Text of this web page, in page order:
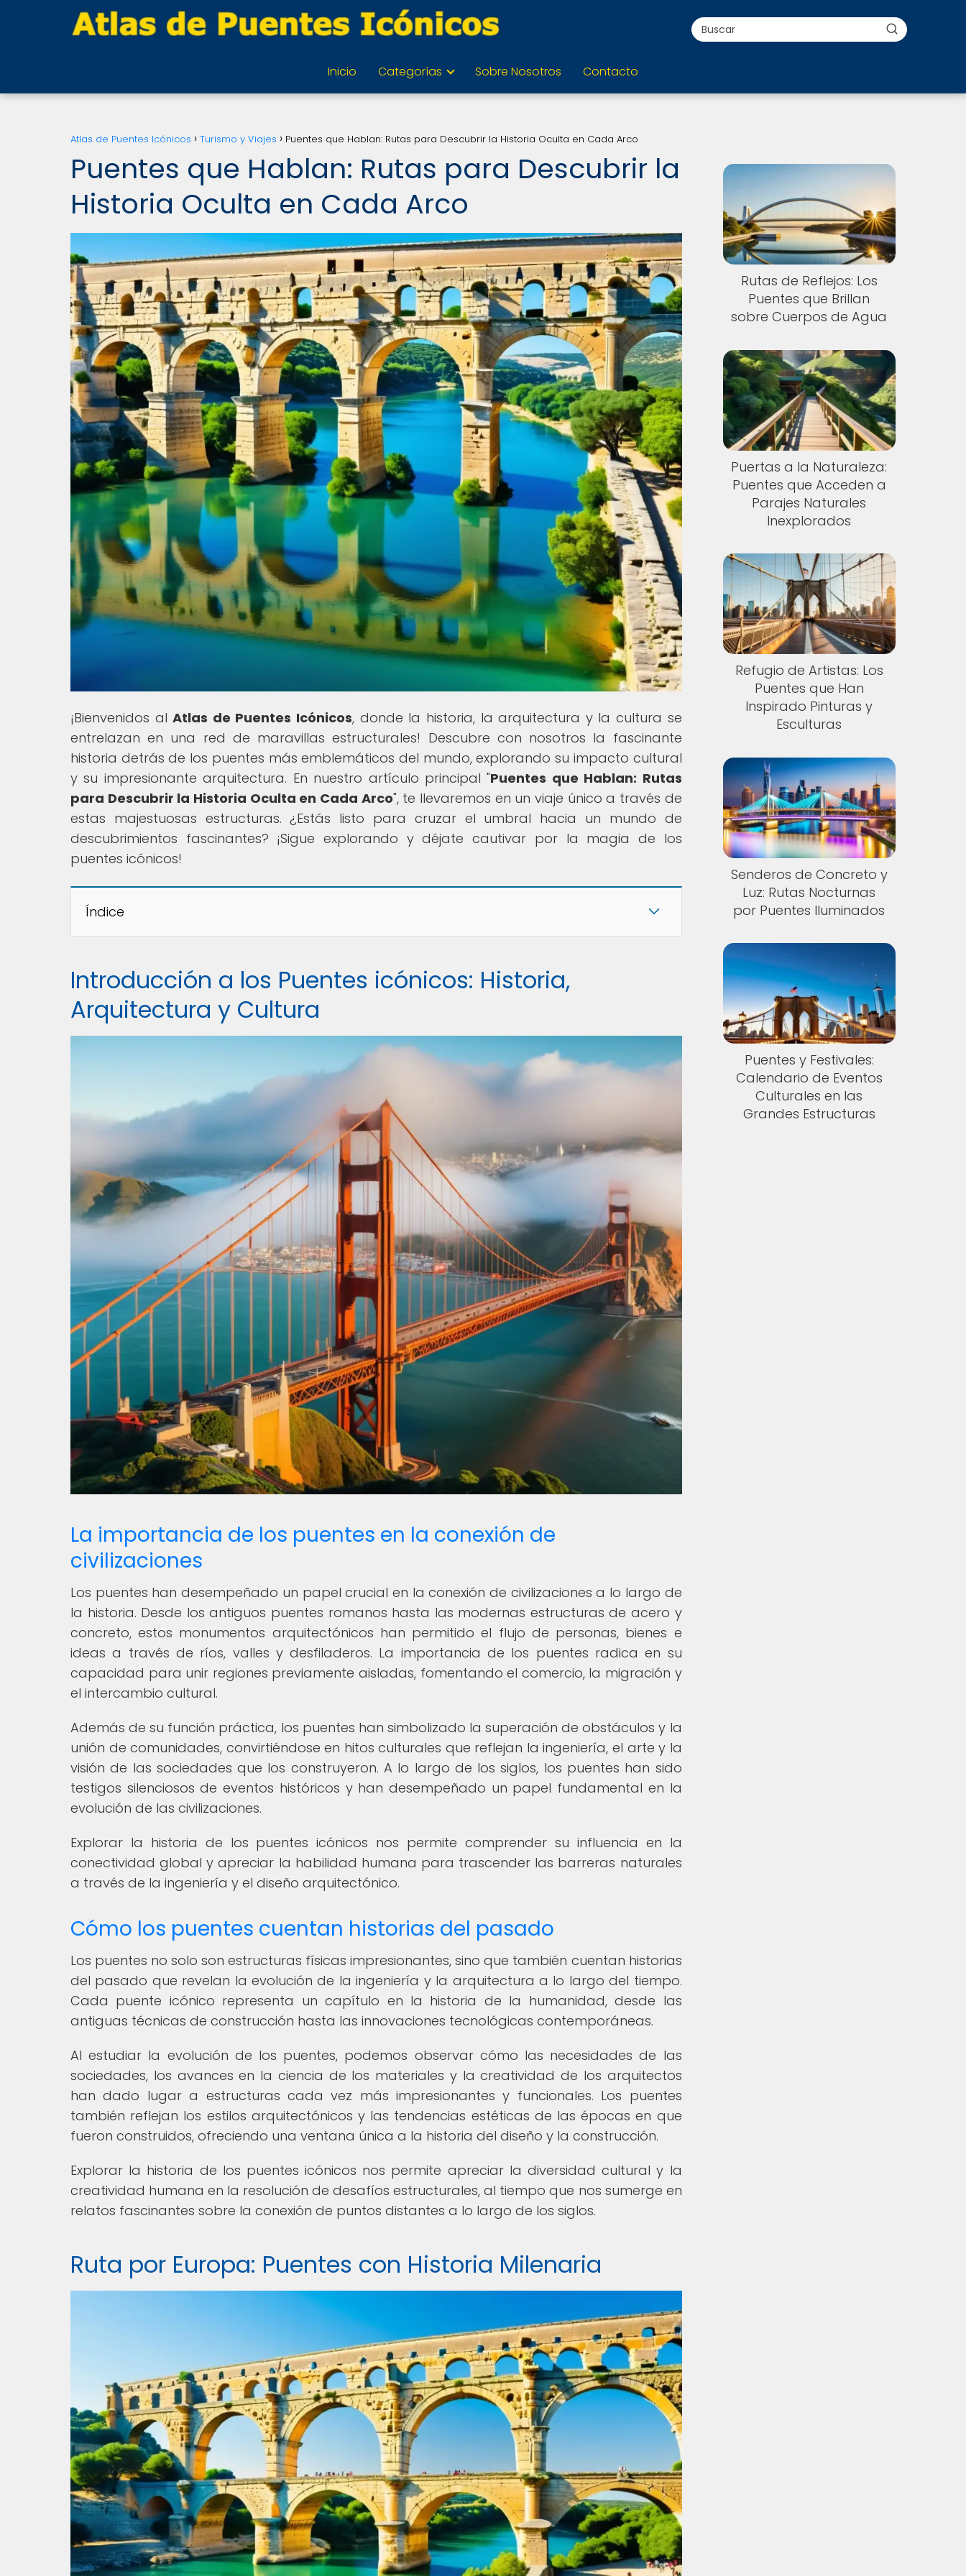
Inicio Categorías Sobre Nosotros Contacto
Atlas de Puentes Icónicos Turismo y Viajes Puentes que Hablan: Rutas para Descubrir la Historia Oculta en Cada Arco
Puentes que Hablan: Rutas para Descubrir la
Historia Oculta en Cada Arco
¡Bienvenidos alAtlas de Puentes Icónicos, donde la historia, la arquitectura y la cultura se
entrelazan en una red de maravillas estructurales! Descubre con nosotros la fascinante
historia detrás de los puentes más emblemáticos del mundo, explorando su impacto cultural
y su impresionante arquitectura. En nuestro artículo principal "Puentes que Hablan: Rutas
para Descubrir la Historia Oculta en Cada Arco", te llevaremos en un viaje único a través de
estas majestuosas estructuras. ¿Estás listo para cruzar el umbral hacia un mundo de
descubrimientos fascinantes? ¡Sigue explorando y déjate cautivar por la magia de los
puentes icónicos!
Índice
Introducción a los Puentes icónicos: Historia,
Arquitectura y Cultura
La importancia de los puentes en la conexión de
civilizaciones
Los puentes han desempeñado un papel crucial en la conexión de civilizaciones a lo largo de
la historia. Desde los antiguos puentes romanos hasta las modernas estructuras de acero y
concreto, estos monumentos arquitectónicos han permitido el flujo de personas, bienes e
ideas a través de ríos, valles y desfiladeros. La importancia de los puentes radica en su
capacidad para unir regiones previamente aisladas, fomentando el comercio, la migración y
el intercambio cultural.
Además de su función práctica, los puentes han simbolizado la superación de obstáculos y la
unión de comunidades, convirtiéndose en hitos culturales que reflejan la ingeniería, el arte y la
visión de las sociedades que los construyeron. A lo largo de los siglos, los puentes han sido
testigos silenciosos de eventos históricos y han desempeñado un papel fundamental en la
evolución de las civilizaciones.
Explorar la historia de los puentes icónicos nos permite comprender su influencia en la
conectividad global y apreciar la habilidad humana para trascender las barreras naturales
a través de la ingeniería y el diseño arquitectónico.
Cómo los puentes cuentan historias del pasado
Los puentes no solo son estructuras físicas impresionantes, sino que también cuentan historias
del pasado que revelan la evolución de la ingeniería y la arquitectura a lo largo del tiempo.
Cada puente icónico representa un capítulo en la historia de la humanidad, desde las
antiguas técnicas de construcción hasta las innovaciones tecnológicas contemporáneas.
Al estudiar la evolución de los puentes, podemos observar cómo las necesidades de las
sociedades, los avances en la ciencia de los materiales y la creatividad de los arquitectos
han dado lugar a estructuras cada vez más impresionantes y funcionales. Los puentes
también reflejan los estilos arquitectónicos y las tendencias estéticas de las épocas en que
fueron construidos, ofreciendo una ventana única a la historia del diseño y la construcción.
Explorar la historia de los puentes icónicos nos permite apreciar la diversidad cultural y la
creatividad humana en la resolución de desafíos estructurales, al tiempo que nos sumerge en
relatos fascinantes sobre la conexión de puntos distantes a lo largo de los siglos.
Ruta por Europa: Puentes con Historia Milenaria
Rutas de Reflejos: Los
Puentes que Brillan
sobre Cuerpos de Agua
Puertas a la Naturaleza:
Puentes que Acceden a
Parajes Naturales
Inexplorados
Refugio de Artistas: Los
Puentes que Han
Inspirado Pinturas y
Esculturas
Senderos de Concreto y
Luz: Rutas Nocturnas
por Puentes Iluminados
Puentes y Festivales:
Calendario de Eventos
Culturales en las
Grandes Estructuras